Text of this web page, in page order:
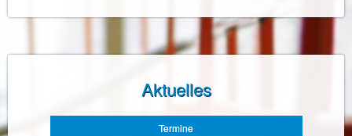
Aktuelles
Termine